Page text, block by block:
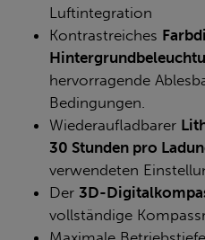
Luftintegration
Kontrastreiches
hervorragende
Bedingungen.
Wiederaufladbarer
30 Stunden pro
verwendeten
Der 3D-
vollständige